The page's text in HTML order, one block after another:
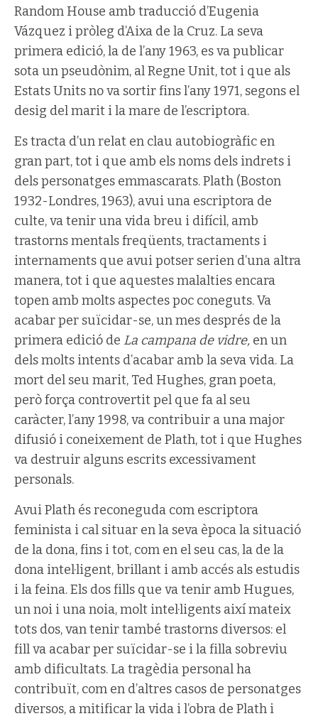
Random House amb traducció d’Eugenia
Vázquez i pròleg d’Aixa de la Cruz. La seva
primera edició, la de l’any 1963, es va publicar
sota un pseudònim, al Regne Unit, tot i que als
Estats Units no va sortir fins l’any 1971, segons el
desig del marit i la mare de l’escriptora.
Es tracta d’un relat en clau autobiogràfic en
gran part, tot i que amb els noms dels indrets i
dels personatges emmascarats. Plath (Boston
1932-Londres, 1963), avui una escriptora de
culte, va tenir una vida breu i difícil, amb
trastorns mentals freqüents, tractaments i
internaments que avui potser serien d’una altra
manera, tot i que aquestes malalties encara
topen amb molts aspectes poc coneguts. Va
acabar per suïcidar-se, un mes després de la
primera edició de La campana de vidre, en un
dels molts intents d’acabar amb la seva vida. La
mort del seu marit, Ted Hughes, gran poeta,
però força controvertit pel que fa al seu
caràcter, l’any 1998, va contribuir a una major
difusió i coneixement de Plath, tot i que Hughes
va destruir alguns escrits excessivament
personals.
Avui Plath és reconeguda com escriptora
feminista i cal situar en la seva època la situació
de la dona, fins i tot, com en el seu cas, la de la
dona intel·ligent, brillant i amb accés als estudis
i la feina. Els dos fills que va tenir amb Hugues,
un noi i una noia, molt intel·ligents així mateix
tots dos, van tenir també trastorns diversos: el
fill va acabar per suïcidar-se i la filla sobreviu
amb dificultats. La tragèdia personal ha
contribuït, com en d’altres casos de personatges
diversos, a mitificar la vida i l’obra de Plath i